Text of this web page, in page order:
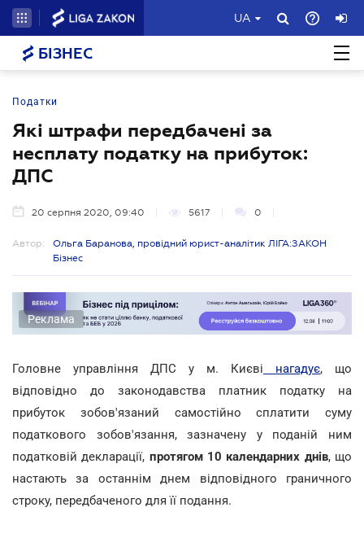
UA
БІЗНЕС
Податки
Які штрафи передбачені за
несплату податку на прибуток:
ДПС
20 серпня 2020, 09:40 5617 0
Автор:
Ольга Баранова, провідний юрист-аналітик ЛІГА:ЗАКОН
Бізнес
Реклама
Головне управління ДПС у м. Києві нагадує, що
відповідно до законодавства платник податку на
прибуток зобов'язаний самостійно сплатити суму
податкового зобов'язання, зазначену у поданій ним
податковій декларації, протягом 10 календарних днів, що
настають за останнім днем відповідного граничного
строку, передбаченого для її подання.